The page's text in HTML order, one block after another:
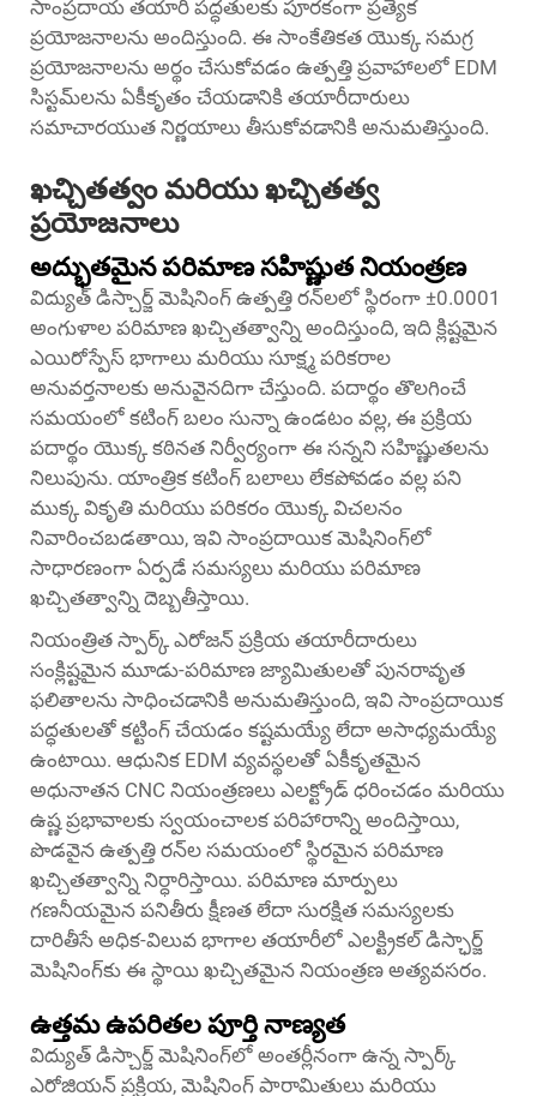
సాంప్రదాయ తయారీ పద్ధతులకు పూరకంగా ప్రత్యేక
ప్రయోజనాలను అందిస్తుంది. ఈ సాంకేతికత యొక్క సమగ్ర
ప్రయోజనాలను అర్థం చేసుకోవడం ఉత్పత్తి ప్రవాహాలలో EDM
సిస్టమ్‌లను ఏకీకృతం చేయడానికి తయారీదారులు
సమాచారయుత నిర్ణయాలు తీసుకోవడానికి అనుమతిస్తుంది.
ఖచ్చితత్వం మరియు ఖచ్చితత్వ
ప్రయోజనాలు
అద్భుతమైన పరిమాణ సహిష్ణుత నియంత్రణ
విద్యుత్ డిస్చార్జ్ మెషినింగ్ ఉత్పత్తి రన్‌లలో స్థిరంగా ±0.0001
అంగుళాల పరిమాణ ఖచ్చితత్వాన్ని అందిస్తుంది, ఇది క్లిష్టమైన
ఎయిరోస్పేస్ భాగాలు మరియు సూక్ష్మ పరికరాల
అనువర్తనాలకు అనువైనదిగా చేస్తుంది. పదార్థం తొలగించే
సమయంలో కటింగ్ బలం సున్నా ఉండటం వల్ల, ఈ ప్రక్రియ
పదార్థం యొక్క కఠినత నిర్వీర్యంగా ఈ సన్నని సహిష్ణుతలను
నిలుపును. యాంత్రిక కటింగ్ బలాలు లేకపోవడం వల్ల పని
ముక్క వికృతి మరియు పరికరం యొక్క విచలనం
నివారించబడతాయి, ఇవి సాంప్రదాయిక మెషినింగ్‌లో
సాధారణంగా ఏర్పడే సమస్యలు మరియు పరిమాణ
ఖచ్చితత్వాన్ని దెబ్బతీస్తాయి.
నియంత్రిత స్పార్క్ ఎరోజన్ ప్రక్రియ తయారీదారులు
సంక్లిష్టమైన మూడు-పరిమాణ జ్యామితులతో పునరావృత
ఫలితాలను సాధించడానికి అనుమతిస్తుంది, ఇవి సాంప్రదాయిక
పద్ధతులతో కట్టింగ్ చేయడం కష్టమయ్యే లేదా అసాధ్యమయ్యే
ఉంటాయి. ఆధునిక EDM వ్యవస్థలతో ఏకీకృతమైన
అధునాతన CNC నియంత్రణలు ఎలక్ట్రోడ్ ధరించడం మరియు
ఉష్ణ ప్రభావాలకు స్వయంచాలక పరిహారాన్ని అందిస్తాయి,
పొడవైన ఉత్పత్తి రన్‌ల సమయంలో స్థిరమైన పరిమాణ
ఖచ్చితత్వాన్ని నిర్ధారిస్తాయి. పరిమాణ మార్పులు
గణనీయమైన పనితీరు క్షీణత లేదా సురక్షిత సమస్యలకు
దారితీసే అధిక-విలువ భాగాల తయారీలో ఎలక్ట్రికల్ డిస్ఛార్జ్
మెషినింగ్‌కు ఈ స్థాయి ఖచ్చితమైన నియంత్రణ అత్యవసరం.
ఉత్తమ ఉపరితల పూర్తి నాణ్యత
విద్యుత్ డిస్చార్జ్ మెషినింగ్‌లో అంతర్లీనంగా ఉన్న స్పార్క్
ఎరోజియన్ ప్రక్రియ, మెషినింగ్ పారామితులు మరియు